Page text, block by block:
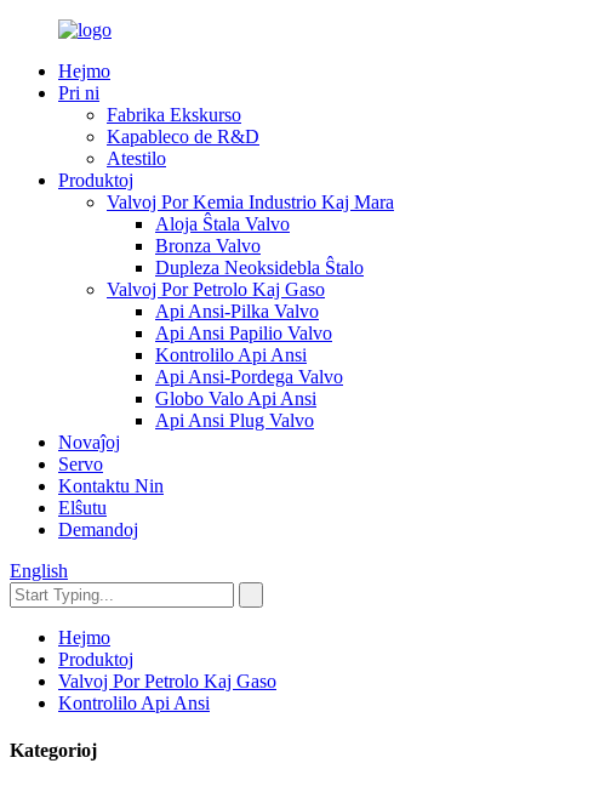
Hejmo
Pri ni
Fabrika Ekskurso
Kapableco de R&D
Atestilo
Produktoj
Valvoj Por Kemia Industrio Kaj Mara
Aloja Ŝtala Valvo
Bronza Valvo
Dupleza Neoksidebla Ŝtalo
Valvoj Por Petrolo Kaj Gaso
Api Ansi-Pilka Valvo
Api Ansi Papilio Valvo
Kontrolilo Api Ansi
Api Ansi-Pordega Valvo
Globo Valo Api Ansi
Api Ansi Plug Valvo
Novaĵoj
Servo
Kontaktu Nin
Elŝutu
Demandoj
English
Hejmo
Produktoj
Valvoj Por Petrolo Kaj Gaso
Kontrolilo Api Ansi
Kategorioj